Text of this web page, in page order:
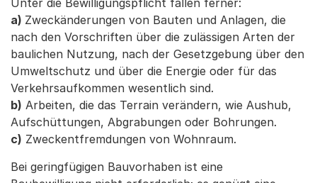
Unter die Bewilligungspflicht fallen ferner:
a) Zweckänderungen von Bauten und Anlagen, die
nach den Vorschriften über die zulässigen Arten der
baulichen Nutzung, nach der Gesetzgebung über den
Umweltschutz und über die Energie oder für das
Verkehrsaufkommen wesentlich sind.
b) Arbeiten, die das Terrain verändern, wie Aushub,
Aufschüttungen, Abgrabungen oder Bohrungen.
c) Zweckentfremdungen von Wohnraum.
Bei geringfügigen Bauvorhaben ist eine